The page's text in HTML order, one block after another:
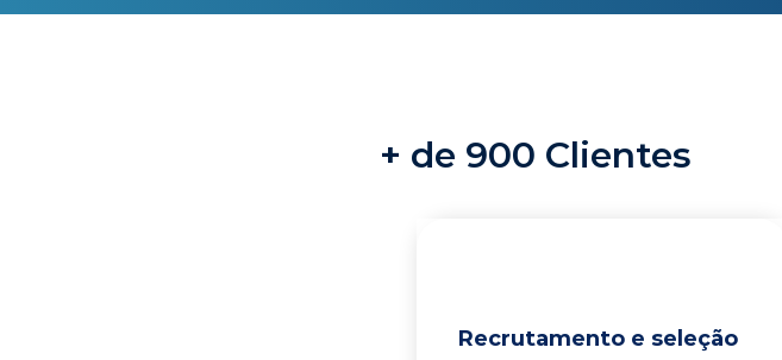
+ de 900 Clientes
Recrutamento e seleção